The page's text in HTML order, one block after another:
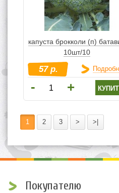
капуста брокколи (п)
10шт/10
57 р.
- +
1 2 3 > >|
Покупателю